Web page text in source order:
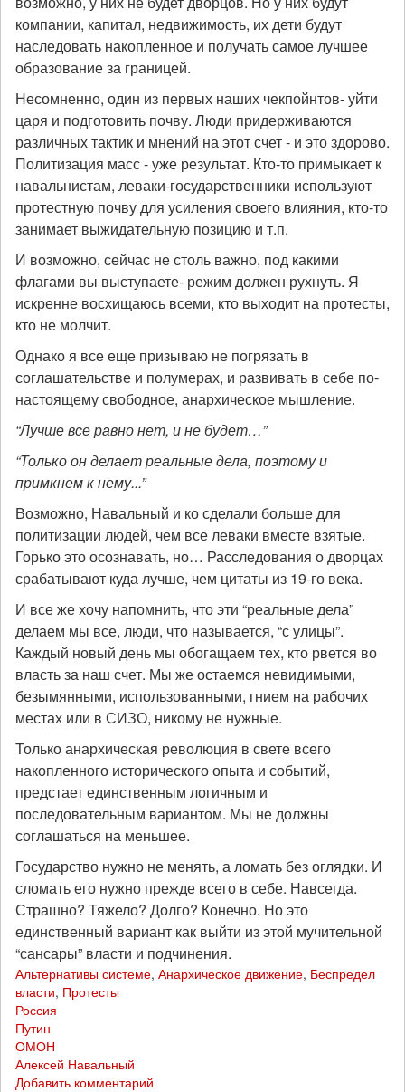
компании, капитал, недвижимость, их дети будут
наследовать накопленное и получать самое лучшее
образование за границей.
Несомненно, один из первых наших чекпойнтов- уйти
царя и подготовить почву. Люди придерживаются
различных тактик и мнений на этот счет - и это здорово.
Политизация масс - уже результат. Кто-то примыкает к
навальнистам, леваки-государственники используют
протестную почву для усиления своего влияния, кто-то
занимает выжидательную позицию и т.п.
И возможно, сейчас не столь важно, под какими
флагами вы выступаете- режим должен рухнуть. Я
искренне восхищаюсь всеми, кто выходит на протесты,
кто не молчит.
Однако я все еще призываю не погрязать в
соглашательстве и полумерах, и развивать в себе по-
настоящему свободное, анархическое мышление.
“Лучше все равно нет, и не будет…”
“Только он делает реальные дела, поэтому и
примкнем к нему...”
Возможно, Навальный и ко сделали больше для
политизации людей, чем все леваки вместе взятые.
Горько это осознавать, но… Расследования о дворцах
срабатывают куда лучше, чем цитаты из 19-го века.
И все же хочу напомнить, что эти “реальные дела”
делаем мы все, люди, что называется, “с улицы”.
Каждый новый день мы обогащаем тех, кто рвется во
власть за наш счет. Мы же остаемся невидимыми,
безымянными, использованными, гнием на рабочих
местах или в СИЗО, никому не нужные.
Только анархическая революция в свете всего
накопленного исторического опыта и событий,
предстает единственным логичным и
последовательным вариантом. Мы не должны
соглашаться на меньшее.
Государство нужно не менять, а ломать без оглядки. И
сломать его нужно прежде всего в себе. Навсегда.
Страшно? Тяжело? Долго? Конечно. Но это
единственный вариант как выйти из этой мучительной
“сансары” власти и подчинения.
Альтернативы системе, Анархическое движение, Беспредел
власти, Протесты
Россия
Путин
ОМОН
Алексей Навальный
Добавить комментарий